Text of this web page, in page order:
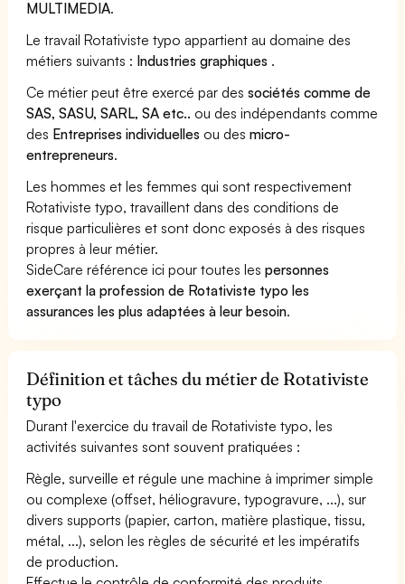
MULTIMEDIA.
Le travail Rotativiste typo appartient au domaine des
métiers suivants : Industries graphiques .
Ce métier peut être exercé par dessociétés comme de
SAS, SASU, SARL, SA etc.. ou des indépendants comme
des Entreprises individuelles ou desmicro-
entrepreneurs.
Les hommes et les femmes qui sont respectivement
Rotativiste typo, travaillent dans des conditions de
risque particulières et sont donc exposés à des risques
propres à leur métier.
SideCare référence ici pour toutes lespersonnes
exerçant la profession de Rotativiste typo les
assurances les plus adaptées à leur besoin.
Définition et tâches du métier de Rotativiste
typo
Durant l'exercice du travail de Rotativiste typo, les
activités suivantes sont souvent pratiquées :
Règle, surveille et régule une machine à imprimer simple
ou complexe (offset, héliogravure, typogravure, ...), sur
divers supports (papier, carton, matière plastique, tissu,
métal, ...), selon les règles de sécurité et les impératifs
de production.